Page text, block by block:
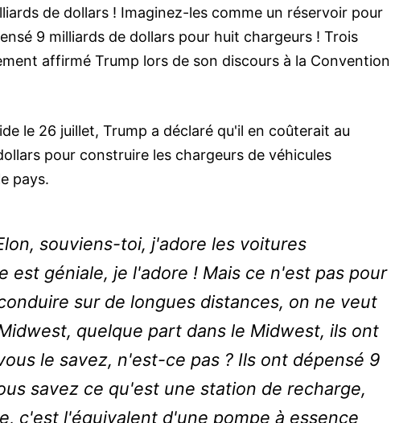
de dollars ! Imaginez-les comme un réservoir pour
9 milliards de dollars pour huit chargeurs ! Trois
affirmé Trump lors de son discours à la Convention
le 26 juillet, Trump a déclaré qu'il en coûterait au
pour construire les chargeurs de véhicules
pays.
souviens-toi, j'adore les voitures
est géniale, je l'adore ! Mais ce n'est pas pour
sur de longues distances, on ne veut
quelque part dans le Midwest, ils ont
le savez, n'est-ce pas ? Ils ont dépensé 9
savez ce qu'est une station de recharge,
c'est l'équivalent d'une pompe à essence